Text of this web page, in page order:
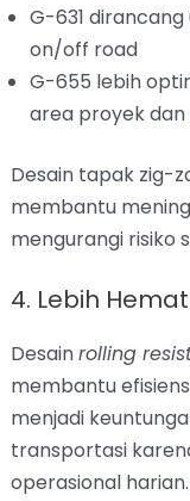
G-631
on/off road
G-655 lebih
area proyek
Desain tapak zig-
membantu
mengurangi risiko
4. Lebih
Desainrolling
membantu
menjadi
transportasi
operasional harian.